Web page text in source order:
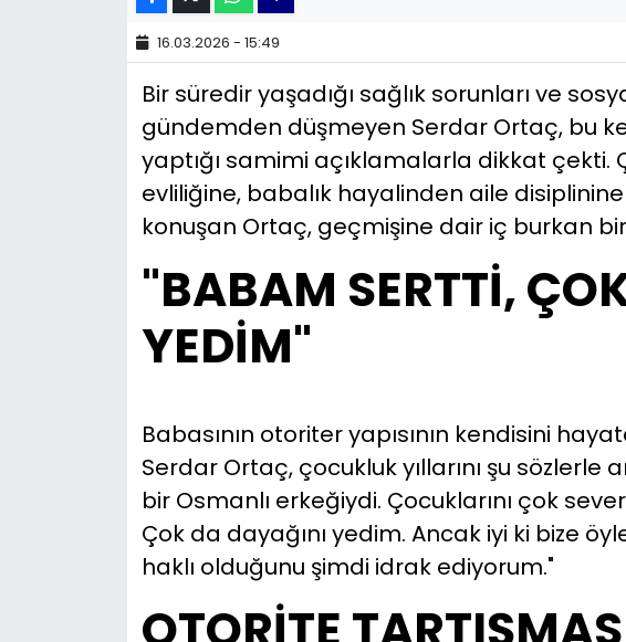
16.03.2026 - 15:49
Bir süredir yaşadığı sağlık sorunları ve
gündemden düşmeyen Serdar Ortaç, bu
yaptığı samimi açıklamalarla dikkat çekti.
evliliğine, babalık hayalinden aile
konuşan Ortaç, geçmişine dair iç burkan
"BABAM SERTTİ,
YEDİM"
Babasının otoriter yapısının kendisini
Serdar Ortaç, çocukluk yıllarını şu
bir Osmanlı erkeğiydi. Çocuklarını çok
Çok da dayağını yedim. Ancak iyi ki bize
haklı olduğunu şimdi idrak ediyorum."
KÜLTÜR SANAT
MAGAZİN
POLİTİKA
YEREL POLİTİKA
YEREL YÖNETİMLER